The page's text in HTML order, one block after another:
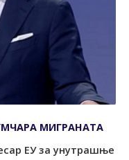
МИГРАНАТА
ЕУ за унутрашње